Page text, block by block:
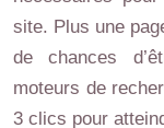
site. Plus une
de chances
moteurs de
3 clics pour